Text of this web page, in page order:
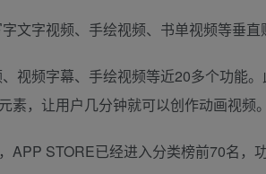
文字视频、手绘视频、书单视频等垂直
视频字幕、手绘视频等近20多个功能
，让用户几分钟就可以创作动画视频。
STORE已经进入分类榜前70名，